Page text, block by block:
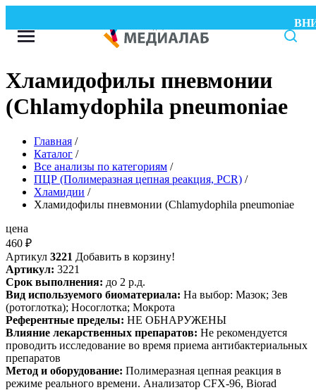
Хламидофилы пневмонии
(Chlamydophila pneumoniae
Главная /
Каталог /
Все анализы по категориям /
ПЦР (Полимеразная цепная реакция, PCR) /
Хламидии /
Хламидофилы пневмонии (Chlamydophila pneumoniae
цена
460 ₽
Артикул 3221 Добавить в корзину!
Артикул: 3221
Срок выполнения: до 2 р.д.
Вид используемого биоматериала: На выбор: Мазок; Зев
(ротоглотка); Носоглотка; Мокрота
Референтные пределы: НЕ ОБНАРУЖЕНЫ
Влияние лекарственных препаратов: Не рекомендуется
проводить исследование во время приема антибактериальных
препаратов
Метод и оборудование: Полимеразная цепная реакция в
режиме реального времени. Анализатор CFX-96, Biorad